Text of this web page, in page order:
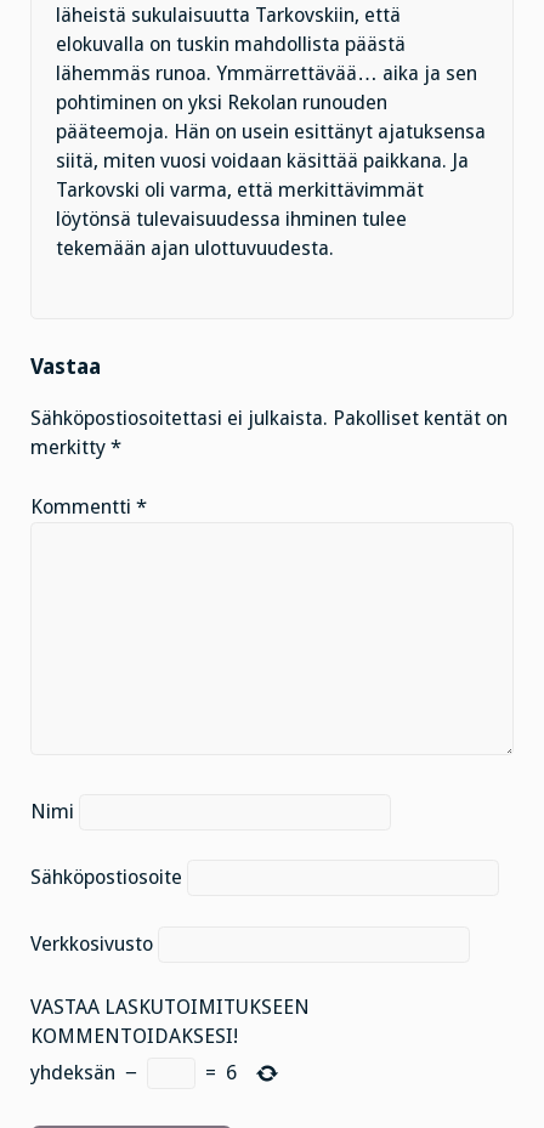
läheistä sukulaisuutta Tarkovskiin, että
elokuvalla on tuskin mahdollista päästä
lähemmäs runoa. Ymmärrettävää… aika ja sen
pohtiminen on yksi Rekolan runouden
pääteemoja. Hän on usein esittänyt ajatuksensa
siitä, miten vuosi voidaan käsittää paikkana. Ja
Tarkovski oli varma, että merkittävimmät
löytönsä tulevaisuudessa ihminen tulee
tekemään ajan ulottuvuudesta.
Vastaa
Sähköpostiosoitettasi ei julkaista. Pakolliset kentät on
merkitty *
Kommentti *
Nimi
Sähköpostiosoite
Verkkosivusto
VASTAA LASKUTOIMITUKSEEN
KOMMENTOIDAKSESI!
yhdeksän − = 6